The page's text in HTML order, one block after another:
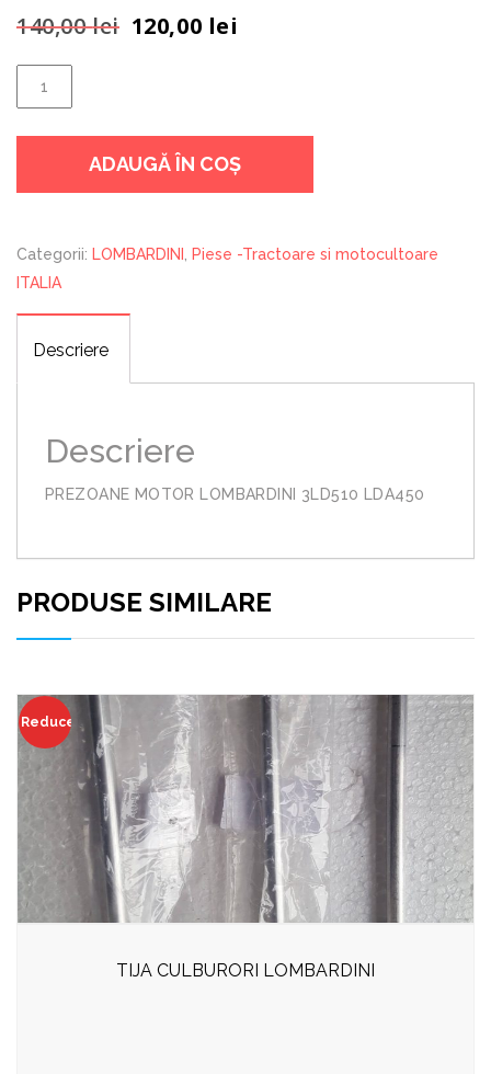
140,00lei Prețul
140,00 lei.
120,00 lei
Cantitate
PREZOANE
MOTOR
LOMBARDINI
3LD510
ADAUGĂ ÎN COȘ
Categorii: LOMBARDINI , Piese -Tractoare si motocultoare
ITALIA
Descriere
Descriere
PREZOANE MOTOR LOMBARDINI 3LD510 LDA450
PRODUSE SIMILARE
Reduceri!
TIJA CULBURORI LOMBARDINI